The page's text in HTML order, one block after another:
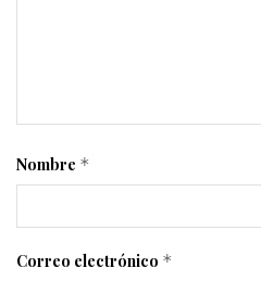
Nombre *
Correo electrónico *